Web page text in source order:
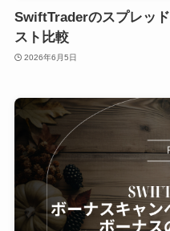
SwiftTraderのスプレッ
スト比較
2026年6月5日